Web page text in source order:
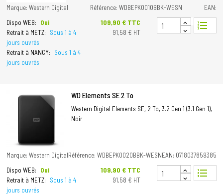
Marque: Western Digital Référence: WDBEPK0010BBK-WESN
EAN:
Dispo WEB:
Oui
Retrait à METZ:
Sous 1 à 4
jours ouvrés
Retrait à NANCY:
Sous 1 à 4
jours ouvrés
Prix
109,90 € TTC
91,58 € HT
format_list_numbered
WD Elements SE 2 To
Western Digital Elements SE, 2 To, 3.2 Gen 1 (3.1 Gen 1),
Noir
Marque: Western DigitalRéférence: WDBEPK0020BBK-WESNEAN: 0718037859385
Dispo WEB:
Oui
Retrait à METZ:
Sous 1 à 4
jours ouvrés
Prix
109,90 € TTC
91,58 € HT
format_list_numbered